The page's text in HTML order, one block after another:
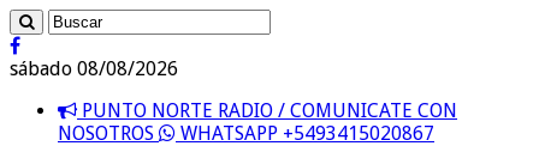
sábado 08/08/2026
PUNTO NORTE RADIO / COMUNICATE CON
NOSOTROS
WHATSAPP +5493415020867